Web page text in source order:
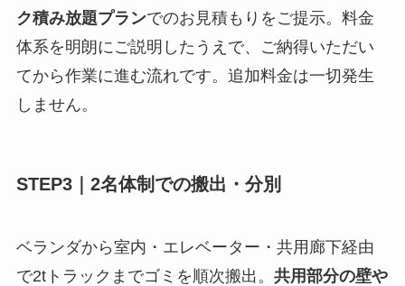
ク積み放題プランでのお見積もりをご提示。料金
体系を明朗にご説明したうえで、ご納得いただい
てから作業に進む流れです。追加料金は一切発生
しません。
STEP3｜2名体制での搬出・分別
ベランダから室内・エレベーター・共用廊下経由
で2tトラックまでゴミを順次搬出。 共用部分の壁や